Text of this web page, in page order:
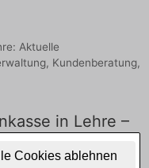
Cookies ablehnen
Aktuelle
Kundenberatung,
in Lehre –
Aktuell